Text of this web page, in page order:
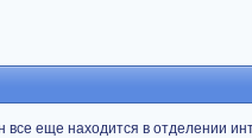
еще находится в отделении